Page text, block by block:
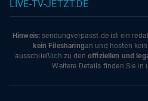
LIVE-TV-JETZT.DE
Hinweis: sendungverpasst.de ist ein
kein Filesharingan und hosten
ausschließlich zu den offiziellen und
Weitere Details finden Sie in